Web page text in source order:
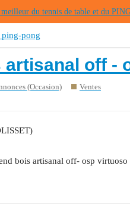
du tennis de table et du
ping-pong
artisanal off -
(Occasion) Ventes
bois artisanal off- osp